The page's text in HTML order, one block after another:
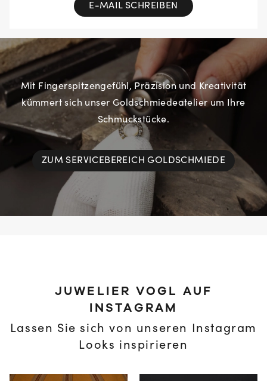
E-MAIL SCHREIBEN
Mit Fingerspitzengefühl, Präzision und Kreativität
kümmert sich unser Goldschmiedeatelier um Ihre
Schmuckstücke.
ZUM SERVICEBEREICH GOLDSCHMIEDE
JUWELIER VOGL AUF
INSTAGRAM
Lassen Sie sich von unseren Instagram
Looks inspirieren